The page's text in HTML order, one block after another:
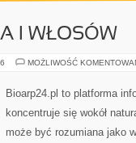
I WŁOSÓW
MOŻLIWOŚĆ
Bioarp24.pl to platforma
koncentruje się wokół
może być rozumiana jako